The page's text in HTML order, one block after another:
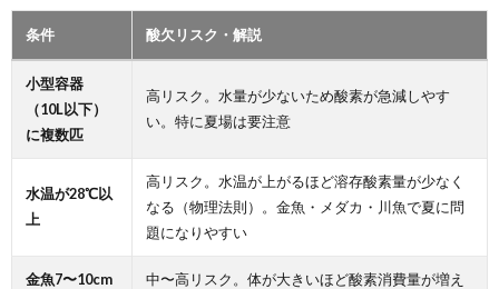
条件 酸欠リスク・解説
小型容器
（10L以下）
に複数匹
高リスク。水量が少ないため酸素が急減しやす
い。特に夏場は要注意
水温が28℃以
上
高リスク。水温が上がるほど溶存酸素量が少なく
なる（物理法則）。金魚・メダカ・川魚で夏に問
題になりやすい
金魚7〜10cm
中〜高リスク。体が大きいほど酸素消費量が増え